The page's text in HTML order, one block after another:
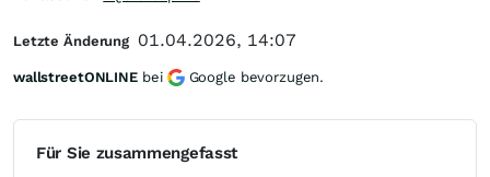
Für Sie zusammengefasst
Letzte Änderung 01.04.2026, 14:07
wallstreetONLINE bei Google bevorzugen.